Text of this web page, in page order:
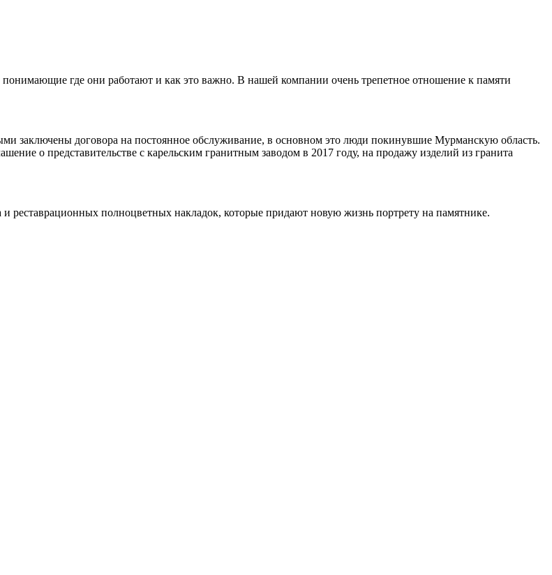
где они работают и как это важно. В нашей компании очень трепетное отношение к памяти
заключены договора на постоянное обслуживание, в основном это люди покинувшие Мурманскую область.
о представительстве с карельским гранитным заводом в 2017 году, на продажу изделий из гранита
реставрационных полноцветных накладок, которые придают новую жизнь портрету на памятнике.